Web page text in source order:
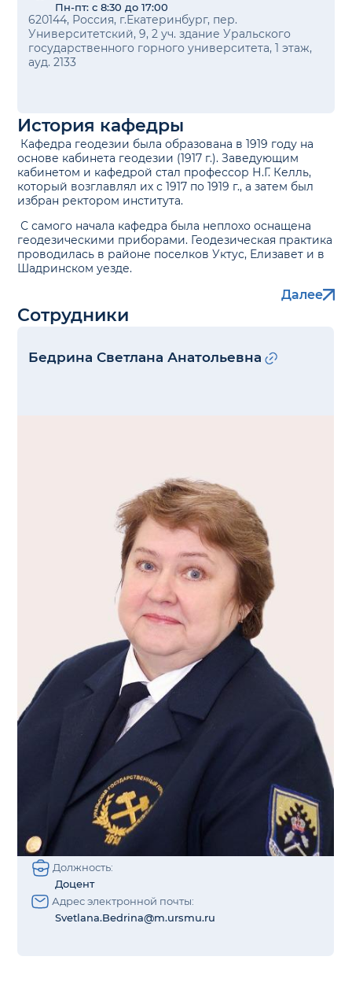
Пн-пт: с 8:30 до 17:00
620144, Россия, г.Екатеринбург, пер.
Университетский, 9, 2 уч. здание Уральского
государственного горного университета, 1 этаж,
ауд. 2133
История кафедры
Кафедра геодезии была образована в 1919 году на
основе кабинета геодезии (1917 г.). Заведующим
кабинетом и кафедрой стал профессор Н.Г. Келль,
который возглавлял их с 1917 по 1919 г., а затем был
избран ректором института.
С самого начала кафедра была неплохо оснащена
геодезическими приборами. Геодезическая практика
проводилась в районе поселков Уктус, Елизавет и в
Шадринском уезде.
Далее
Сотрудники
Бедрина Светлана Анатольевна
Должность:
Доцент
Адрес электронной почты:
Svetlana.Bedrina@m.ursmu.ru